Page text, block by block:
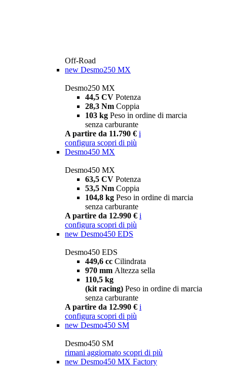
Off-Road
new Desmo250 MX
Desmo250 MX
44,5 CV Potenza
28,3 Nm Coppia
103 kg Peso in ordine di marcia
senza carburante
A partire da 11.790 € i
configura scopri di più
Desmo450 MX
Desmo450 MX
63,5 CV Potenza
53,5 Nm Coppia
104,8 kg Peso in ordine di marcia
senza carburante
A partire da 12.990 € i
configura scopri di più
new Desmo450 EDS
Desmo450 EDS
449,6 cc Cilindrata
970 mm Altezza sella
110,5 kg
(kit racing) Peso in ordine di marcia
senza carburante
A partire da 12.990 € i
configura scopri di più
new Desmo450 SM
Desmo450 SM
rimani aggiornato scopri di più
new Desmo450 MX Factory